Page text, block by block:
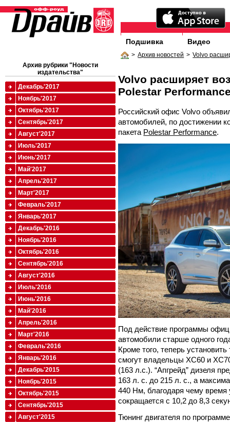
Подшивка Видео
> Архив новостей > Volvo
Volvo расширяет
Polestar
Российский офис Volvo
автомобилей, по достижении
пакета Polestar Performance.
Под действие программы
автомобили старше одного
Кроме того, теперь
смогут владельцы XC60 и
(163 л.с.). “Апгрейд” дизеля
163 л. с. до 215 л. с., а
440 Нм, благодаря чему время
сокращается с 10,2 до 8,3
Тюнинг двигателя по
Архив рубрики "Новости
издательства"
Декабрь'2017
Ноябрь'2017
Октябрь'2017
Сентябрь'2017
Август'2017
Июль'2017
Июнь'2017
Май'2017
Апрель'2017
Март'2017
Февраль'2017
Январь'2017
Декабрь'2016
Ноябрь'2016
Октябрь'2016
Сентябрь'2016
Август'2016
Июль'2016
Июнь'2016
Май'2016
Апрель'2016
Март'2016
Февраль'2016
Январь'2016
Декабрь'2015
Ноябрь'2015
Октябрь'2015
Сентябрь'2015
Август'2015